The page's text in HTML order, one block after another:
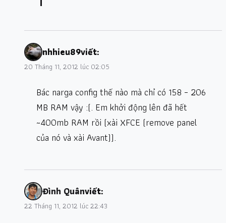
nhhieu89viết:
20 Tháng 11, 2012 lúc 02:05
Bác narga config thế nào mà chỉ có 158 – 206
MB RAM vậy :(. Em khởi động lên đã hết
~400mb RAM rồi (xài XFCE (remove panel
của nó và xài Avant)).
Đình Quânviết:
22 Tháng 11, 2012 lúc 22:43